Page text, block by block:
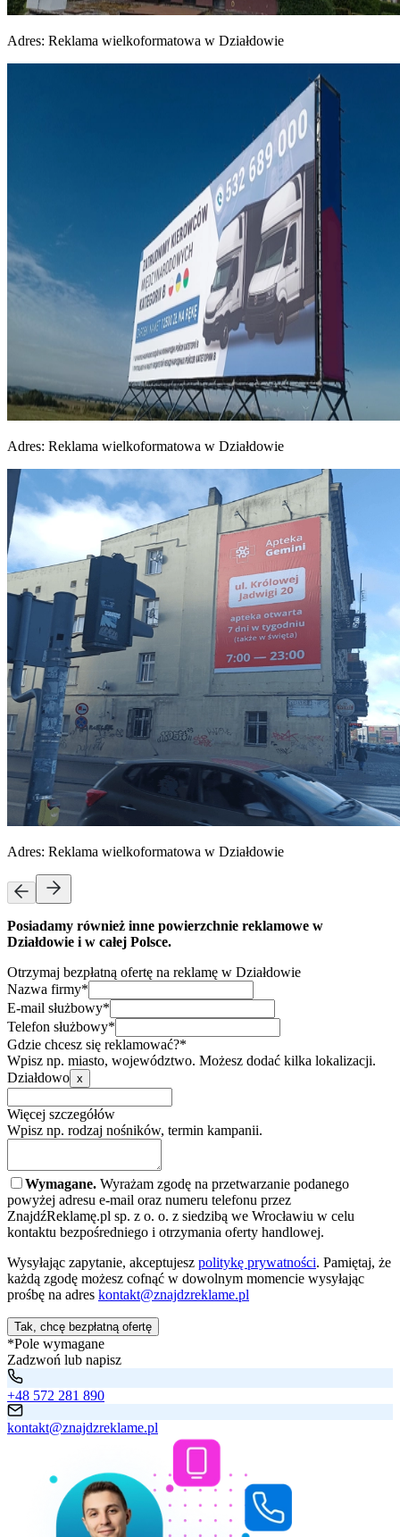
Adres: Reklama wielkoformatowa w Działdowie
Adres: Reklama wielkoformatowa w Działdowie
Adres: Reklama wielkoformatowa w Działdowie
Posiadamy również inne powierzchnie reklamowe w
Działdowie i w całej Polsce.
Otrzymaj bezpłatną ofertę na reklamę w Działdowie
Nazwa firmy*
E-mail służbowy*
Telefon służbowy*
Gdzie chcesz się reklamować?*
Wpisz np. miasto, województwo. Możesz dodać kilka lokalizacji.
Działdowo x
Więcej szczegółów
Wpisz np. rodzaj nośników, termin kampanii.
Wymagane. Wyrażam zgodę na przetwarzanie podanego
powyżej adresu e-mail oraz numeru telefonu przez
ZnajdźReklamę.pl sp. z o. o. z siedzibą we Wrocławiu w celu
kontaktu bezpośredniego i otrzymania oferty handlowej.
Wysyłając zapytanie, akceptujesz politykę prywatności. Pamiętaj, że
każdą zgodę możesz cofnąć w dowolnym momencie wysyłając
prośbę na adres kontakt@znajdzreklame.pl
Tak, chcę bezpłatną ofertę
*Pole wymagane
Zadzwoń lub napisz
+48 572 281 890
kontakt@znajdzreklame.pl